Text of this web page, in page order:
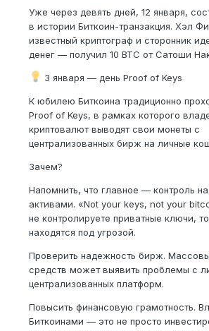
Уже через девять дней, 12 января,
в истории Биткоин-транзакция. Хэл
известный криптограф и сторонник
денег — получил 10 BTC от Сатоши
3 января — день Proof of Keys
К юбилею Биткоина традиционно
Proof of Keys, в рамках которого
криптовалют выводят свои монеты с
централизованных бирж на личные
Зачем?
Напомнить, что главное — контроль
активами. «Not your keys, not your
не контролируете приватные ключи,
находятся под угрозой.
Проверить надежность бирж.
средств может выявить проблемы с
централизованных платформ.
Повысить финансовую грамотность.
Биткоинами — это не просто